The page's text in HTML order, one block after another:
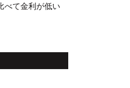
べて金利が低い